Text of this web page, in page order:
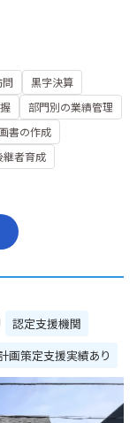
黒字決算
部門別の業績管理
書の作成
継者育成
認定支援機関
画策定支援実績あり